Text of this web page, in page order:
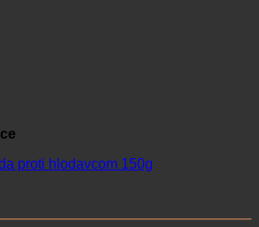
proti hlodavcom 150g